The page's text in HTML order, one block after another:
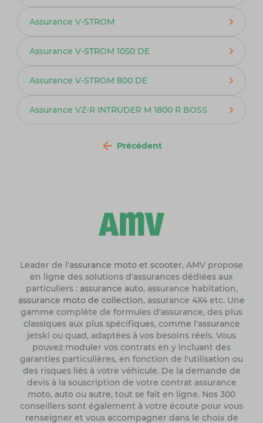
Assurance V-STROM
Assurance V-STROM 1050 DE
Assurance V-STROM 800 DE
Assurance VZ-R INTRUDER M 1800 R BOSS
Précédent
Leader de l'assurance moto et scooter, AMV propose
en ligne des solutions d'assurances dédiées aux
particuliers : assurance auto, assurance habitation,
assurance moto de collection, assurance 4X4 etc. Une
gamme complète de formules d'assurance, des plus
classiques aux plus spécifiques, comme l'assurance
jetski ou quad, adaptées à vos besoins réels. Vous
pouvez moduler vos contrats en y incluant des
garanties particulières, en fonction de l'utilisation ou
des risques liés à votre véhicule. De la demande de
devis à la souscription de votre contrat assurance
moto, auto ou autre, tout se fait en ligne. Nos 300
conseillers sont également à votre écoute pour vous
renseigner et vous accompagner dans le choix de